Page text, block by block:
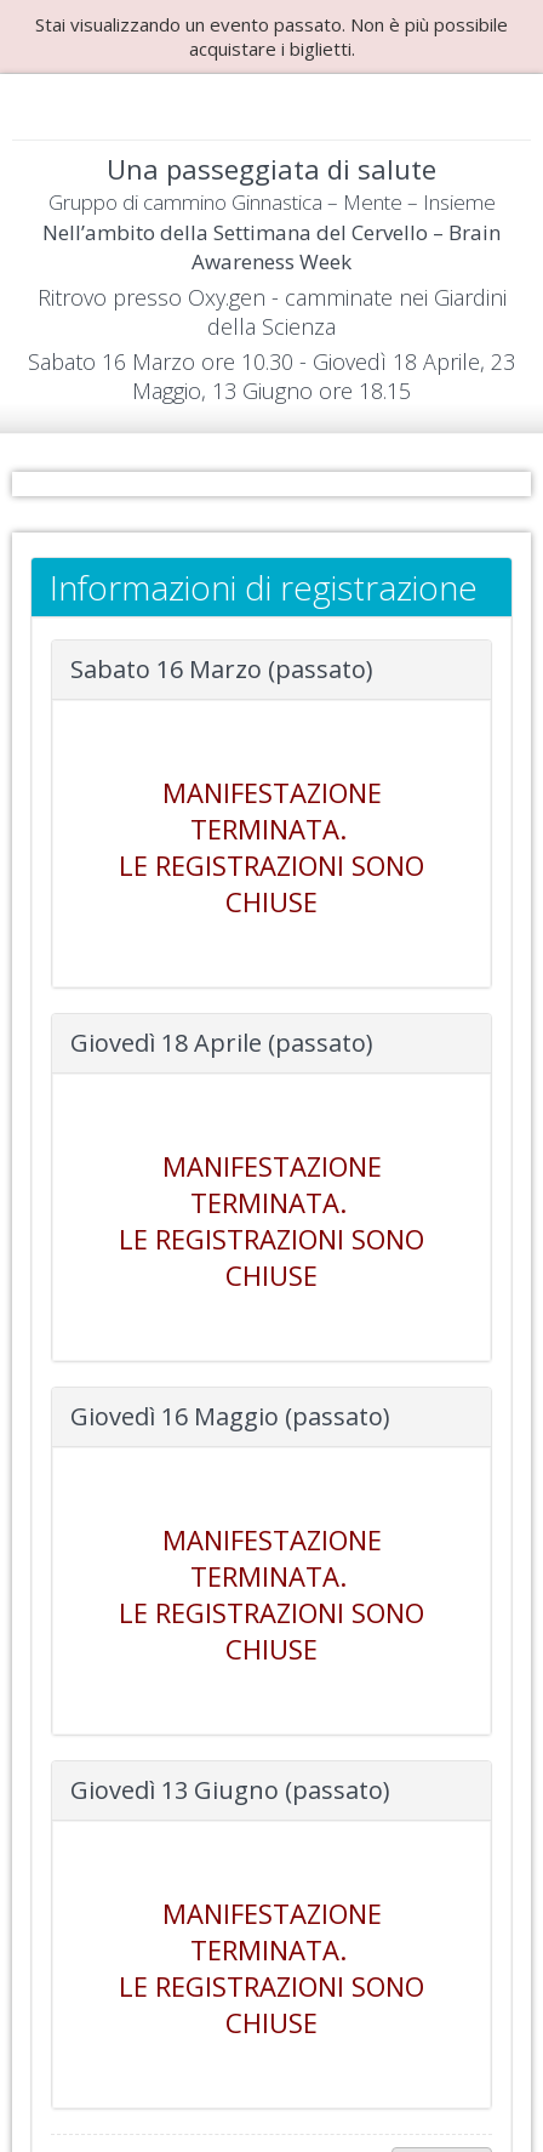
Stai visualizzando un evento passato. Non è più possibile
acquistare i biglietti.
Una passeggiata di salute
Gruppo di cammino Ginnastica – Mente – Insieme
Nell’ambito della Settimana del Cervello – Brain
Awareness Week
Ritrovo presso Oxy.gen - camminate nei Giardini
della Scienza
Sabato 16 Marzo ore 10.30 - Giovedì 18 Aprile, 23
Maggio, 13 Giugno ore 18.15
Informazioni di registrazione
Sabato 16 Marzo (passato)
MANIFESTAZIONE
TERMINATA.
LE REGISTRAZIONI SONO
CHIUSE
Giovedì 18 Aprile (passato)
MANIFESTAZIONE
TERMINATA.
LE REGISTRAZIONI SONO
CHIUSE
Giovedì 16 Maggio (passato)
MANIFESTAZIONE
TERMINATA.
LE REGISTRAZIONI SONO
CHIUSE
Giovedì 13 Giugno (passato)
MANIFESTAZIONE
TERMINATA.
LE REGISTRAZIONI SONO
CHIUSE